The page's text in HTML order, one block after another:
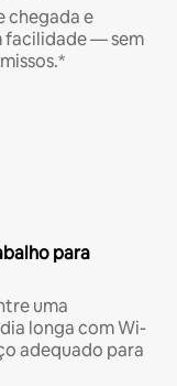
chegada e
facilidade — sem
para
uma
longa com Wi-
adequado para